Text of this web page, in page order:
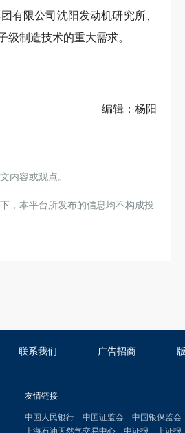
有限公司沈阳发动机研究所、
制造技术的重大需求。
编辑：杨阳
内容或观点。
，本平台所发布的信息均不构成投
联系我们 广告招商
友情链接
中国人民银行 中国证监会 中国银保监会
上海石油天然气交易中心
中证报 上证报